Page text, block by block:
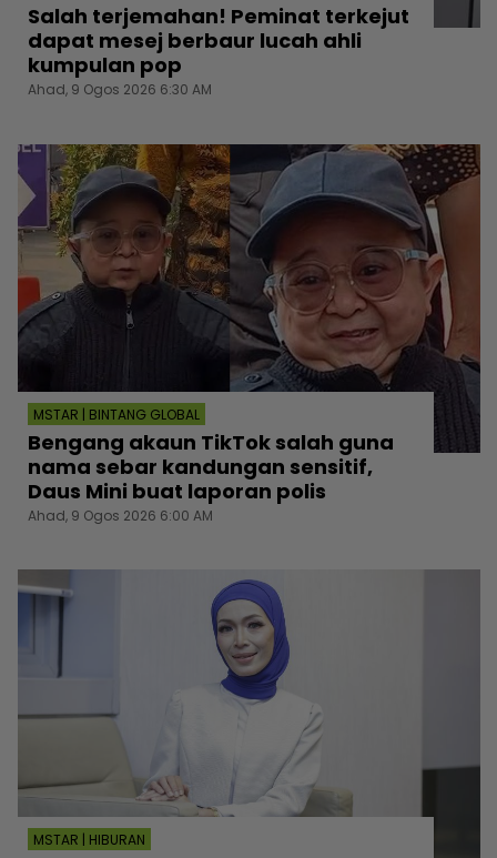
Salah terjemahan! Peminat terkejut
dapat mesej berbaur lucah ahli
kumpulan pop
Ahad, 9 Ogos 2026 6:30 AM
MSTAR | BINTANG GLOBAL
Bengang akaun TikTok salah guna
nama sebar kandungan sensitif,
Daus Mini buat laporan polis
Ahad, 9 Ogos 2026 6:00 AM
MSTAR | HIBURAN